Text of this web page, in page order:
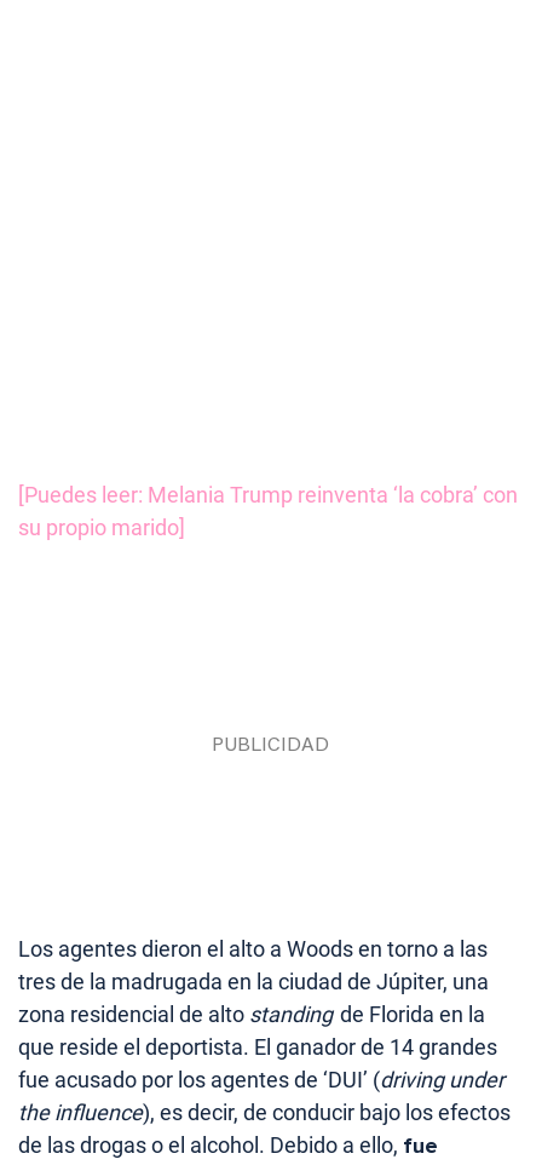
[Puedes leer: Melania Trump reinventa ‘la cobra’ con
su propio marido]
Los agentes dieron el alto a Woods en torno a las
tres de la madrugada en la ciudad de Júpiter, una
zona residencial de alto standing de Florida en la
que reside el deportista. El ganador de 14 grandes
fue acusado por los agentes de ‘DUI’ (driving under
the influence), es decir, de conducir bajo los efectos
de las drogas o el alcohol. Debido a ello, fue